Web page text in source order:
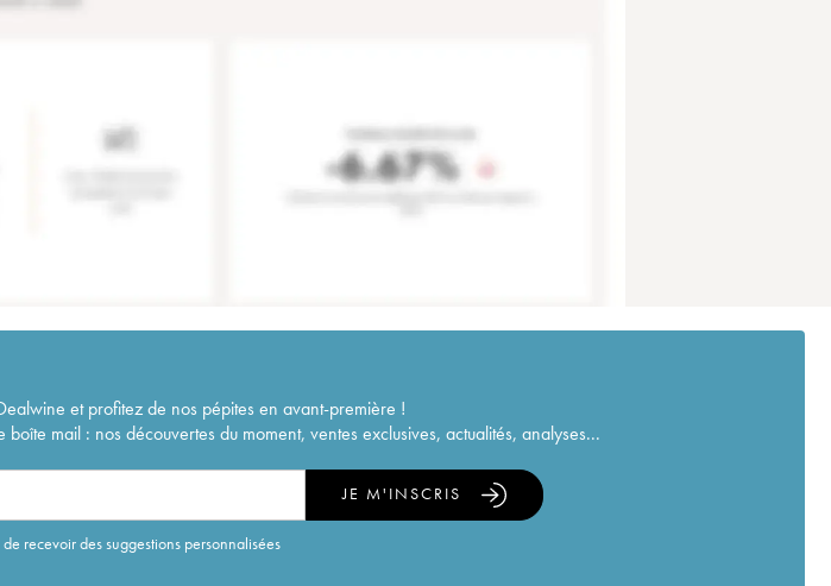
et profitez de nos pépites en avant-première !
mail : nos découvertes du moment, ventes exclusives, actualités, analyses...
recevoir des suggestions personnalisées
JE M'INSCRIS